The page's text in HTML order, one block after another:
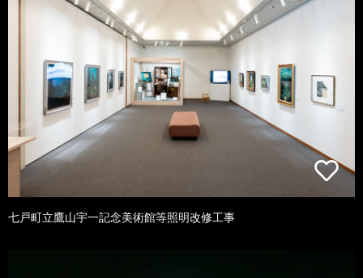
七戸町立鷹山宇一記念美術館等照明改修工事